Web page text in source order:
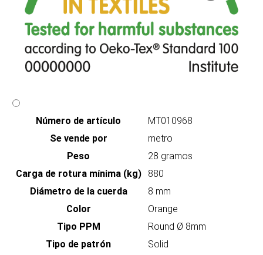
Número de artículo
MT010968
Se vende por
metro
Peso
28 gramos
Carga de rotura mínima (kg)
880
Diámetro de la cuerda
8 mm
Color
Orange
Tipo PPM
Round Ø 8mm
Tipo de patrón
Solid